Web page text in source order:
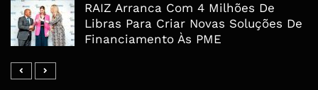
RAIZ Arranca Com 4 Milhões De
Libras Para Criar Novas Soluções De
Financiamento Às PME